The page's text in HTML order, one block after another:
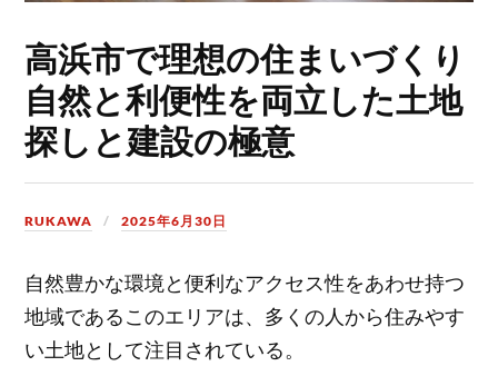
高浜市で理想の住まいづくり
自然と利便性を両立した土地
探しと建設の極意
RUKAWA 2025年6月30日
自然豊かな環境と便利なアクセス性をあわせ持つ
地域であるこのエリアは、多くの人から住みやす
い土地として注目されている。